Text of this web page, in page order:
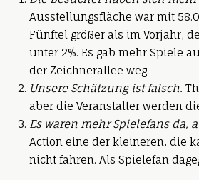
Ausstellungsfläche war mit
Fünftel größer als im Vorjahr,
unter 2%. Es gab mehr Spiele
der Zeichnerallee weg.
Unsere Schätzung ist falsch.
aber die Veranstalter werden
Es waren mehr Spielefans da,
Action eine der kleineren, die
nicht fahren. Als Spielefan